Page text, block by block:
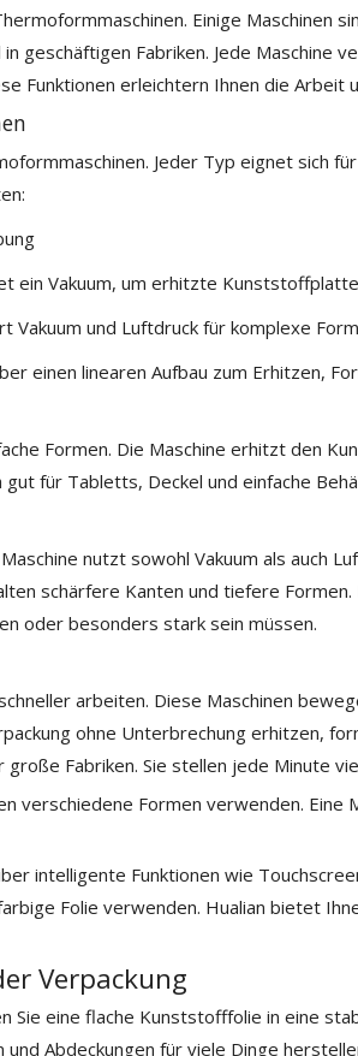
Einige Maschinen
geschäftigen Fabriken. Jede Maschine
Funktionen erleichtern Ihnen die Arbeit
Jeder Typ eignet sich
ein Vakuum, um erhitzte
Vakuum und Luftdruck für komplexe
einen linearen Aufbau zum Erhitzen,
Formen. Die Maschine erhitzt den
für Tabletts, Deckel und einfache
nutzt sowohl Vakuum als auch
schärfere Kanten und tiefere
oder besonders stark sein müssen.
arbeiten. Diese Maschinen
ohne Unterbrechung erhitzen,
Fabriken. Sie stellen jede Minute
verschiedene Formen verwenden. Eine
intelligente Funktionen wie
Folie verwenden. Hualian bietet
Verpackung
Sie eine flache Kunststofffolie in eine
und Abdeckungen für viele Dinge